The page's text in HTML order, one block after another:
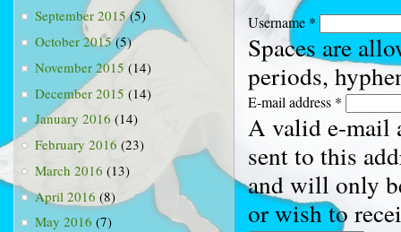
September 2015(5)
October 2015(5)
November 2015 (14)
December 2015 (14)
January 2016 (14)
February 2016 (23)
March 2016 (13)
April 2016 (8)
May 2016 (7)
Username *
Spaces are
periods,
E-mail address *
A valid e-mail
sent to this
and will only
or wish to